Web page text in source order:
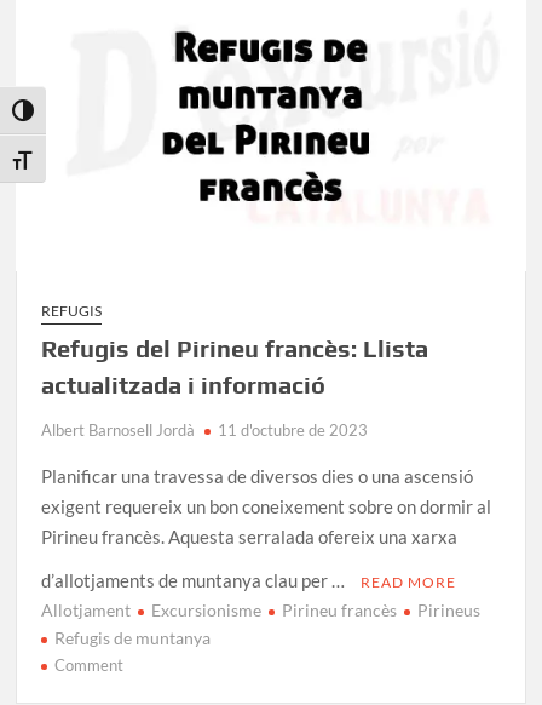
Toggle High Contrast
Toggle Font size
REFUGIS
Refugis del Pirineu francès: Llista
actualitzada i informació
Albert Barnosell Jordà 11 d'octubre de 2023
Planificar una travessa de diversos dies o una ascensió
exigent requereix un bon coneixement sobre on dormir al
Pirineu francès. Aquesta serralada ofereix una xarxa
d’allotjaments de muntanya clau per …
READ MORE
Allotjament Excursionisme Pirineu francès
Pirineus
Refugis de muntanya
Commenton